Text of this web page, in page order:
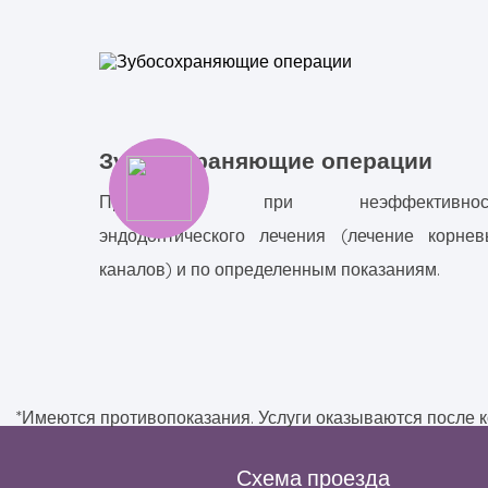
Зубосохраняющие операции
Проводятся при
эндодонтического лечения (лечение
каналов) и по определенным показаниям.
*Имеются противопоказания. Услуги оказываются после
Схема проезда